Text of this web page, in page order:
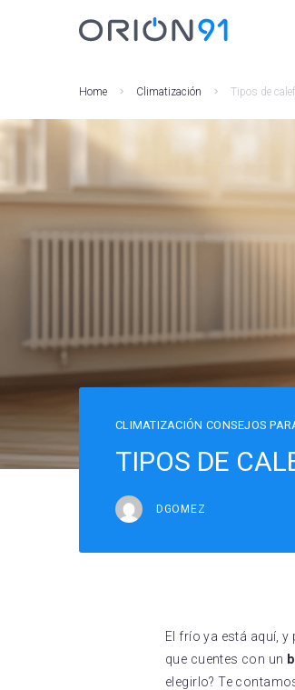
Home Climatización Tipos de
CLIMATIZACIÓN CONSEJOS
TIPOS DE
DGOMEZ
El frío ya está aquí,
que cuentes con un
elegirlo? Te